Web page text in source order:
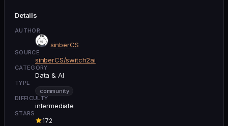
Details
AUTHOR
sinberCS
SOURCE
sinberCS/switch2ai
CATEGORY
Data & AI
TYPE
community
DIFFICULTY
intermediate
STARS
172